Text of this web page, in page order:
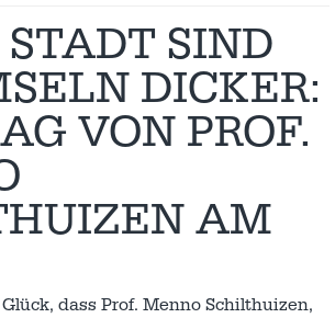
SIND
DICKER:
VON PROF.
AM
dass Prof. Menno Schilthuizen,